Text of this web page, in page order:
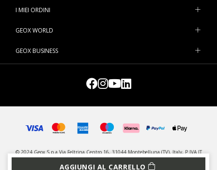
AGGIUNGI AL CARRELLO
I MIEI ORDINI
GEOX WORLD
GEOX BUSINESS
© 2024 Geox S.p.a Via Feltrina Centro 16, 31044 Montebelluna (TV), Italy, P.IVA IT
03348440268 - Tutti i diritti riservati